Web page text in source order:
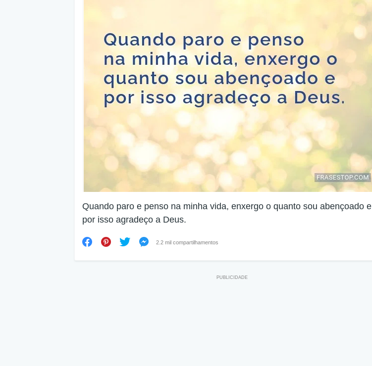
Quando paro e penso na minha vida, enxergo o quanto sou abençoado e
por isso agradeço a Deus.
2.2 mil compartilhamentos